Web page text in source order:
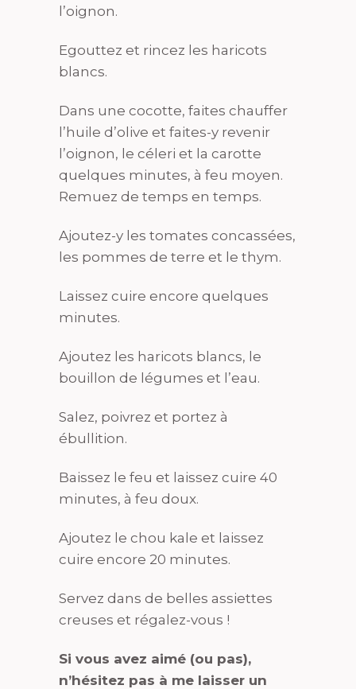
l’oignon.
Egouttez et rincez les haricots
blancs.
Dans une cocotte, faites chauffer
l’huile d’olive et faites-y revenir
l’oignon, le céleri et la carotte
quelques minutes, à feu moyen.
Remuez de temps en temps.
Ajoutez-y les tomates concassées,
les pommes de terre et le thym.
Laissez cuire encore quelques
minutes.
Ajoutez les haricots blancs, le
bouillon de légumes et l’eau.
Salez, poivrez et portez à
ébullition.
Baissez le feu et laissez cuire 40
minutes, à feu doux.
Ajoutez le chou kale et laissez
cuire encore 20 minutes.
Servez dans de belles assiettes
creuses et régalez-vous !
Si vous avez aimé (ou pas),
n’hésitez pas à me laisser un